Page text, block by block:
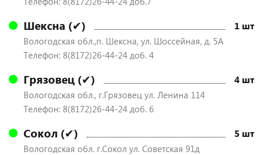
Шексна (✔) 1 шт
Вологодская обл.,п. Шексна, ул. Шоссейная, д. 5А
Телефон: 8(8172)26-44-24 доб. 4
Грязовец (✔) 4 шт
Вологодская обл., г.Грязовец ул. Ленина 114
Телефон: 8(8172)26-44-24 доб. 6
Сокол (✔) 5 шт
Вологодская обл. г.Сокол ул. Советская 91д